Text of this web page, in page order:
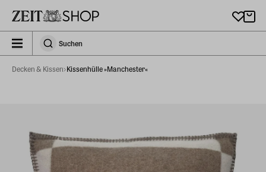
zeit_storefront.components.search.collapsed
SuchenSuchen
Decken & Kissen Kissenhülle »Manchester«